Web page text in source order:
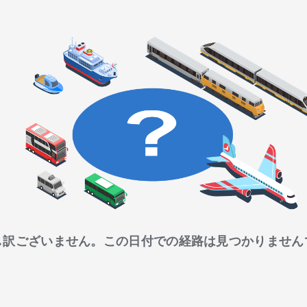
ございません。この日付での経路は見つかりませ